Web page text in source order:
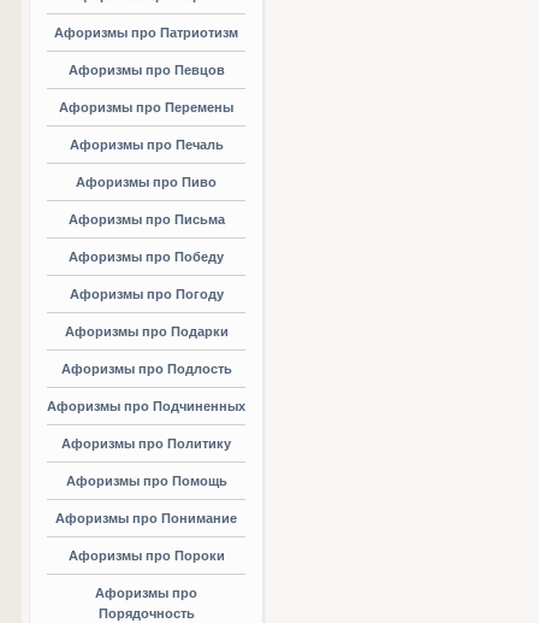
Афоризмы про Патриотизм
Афоризмы про Певцов
Афоризмы про Перемены
Афоризмы про Печаль
Афоризмы про Пиво
Афоризмы про Письма
Афоризмы про Победу
Афоризмы про Погоду
Афоризмы про Подарки
Афоризмы про Подлость
Афоризмы про Подчиненных
Афоризмы про Политику
Афоризмы про Помощь
Афоризмы про Понимание
Афоризмы про Пороки
Афоризмы про
Порядочность